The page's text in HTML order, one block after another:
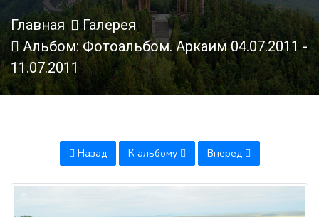
Главная
Галерея
Альбом: Фотоальбом. Аркаим 04.07.2011 -
11.07.2011
Назад К альбому Вперед